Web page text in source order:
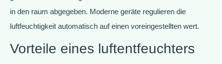
in den raum abgegeben. Moderne geräte regulieren die
luftfeuchtigkeit automatisch auf einen voreingestellten wert.
Vorteile eines luftentfeuchters